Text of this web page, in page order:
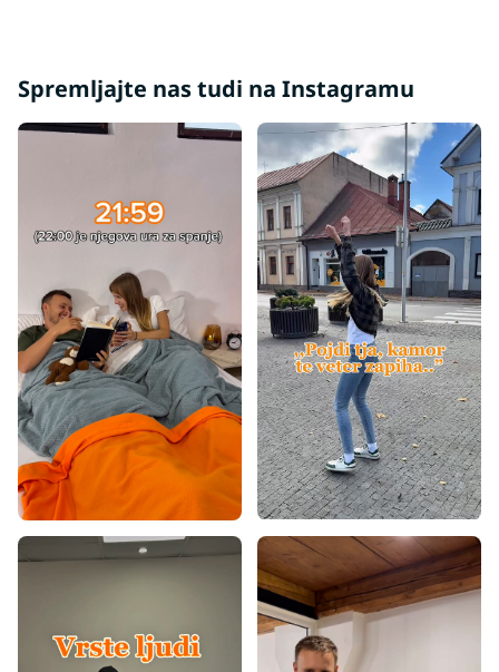
Spremljajte nas tudi na Instagramu